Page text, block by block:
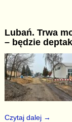
e
b
o
o
k
y
Li
n
k
e
Lubań. Trwa
– będzie
Czytaj dalej →